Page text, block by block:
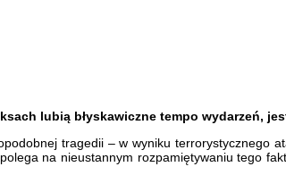
lubią błyskawiczne tempo wydarzeń,
tragedii – w wyniku terrorystycznego
na nieustannym rozpamiętywaniu tego